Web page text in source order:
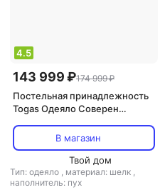
4.5
143 999 ₽174 999 ₽
Постельная принадлежность
Togas Одеяло Соверен
В магазин
Твой дом
Тип: одеяло , материал: шелк ,
наполнитель: пух